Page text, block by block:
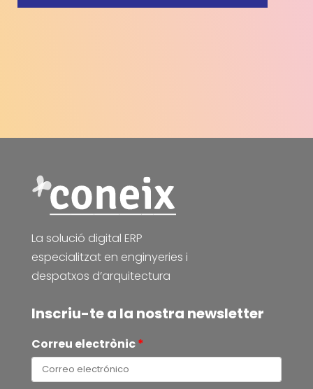
La solució digital ERP
especialitzat en enginyeries i
despatxos d’arquitectura
Inscriu-te a la nostra newsletter
Correu electrònic*